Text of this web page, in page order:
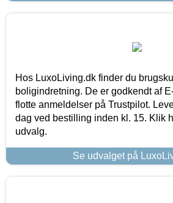
Hos LuxoLiving.dk finder du
boligindretning. De er godkendt af
flotte anmeldelser på Trustpilot.
dag ved bestilling inden kl. 15. Klik
udvalg.
Se udvalget på